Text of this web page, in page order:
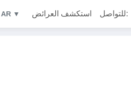
AR ▼ استكشف العرائض للتواصل: